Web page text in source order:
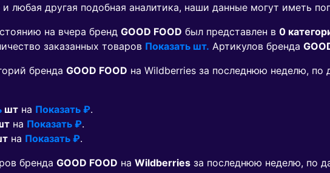
любая другая подобная аналитика, наши данные могут иметь
на вчера бренд GOOD FOOD был представлен в 0
заказанных товаров Показать шт. Артикулов бренда
бренда GOOD FOOD на Wildberries за последнюю неделю, по
шт на Показать ₽.
на Показать ₽.
на Показать ₽.
бренда GOOD FOOD на Wildberries за последнюю неделю, по